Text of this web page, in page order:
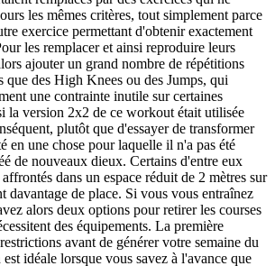
les mêmes critères, tout simplement parce
exercice permettant d'obtenir exactement
les remplacer et ainsi reproduire leurs
ajouter un grand nombre de répétitions
que des High Knees ou des Jumps, qui
une contrainte inutile sur certaines
la version 2x2 de ce workout était utilisée
plutôt que d'essayer de transformer
en une chose pour laquelle il n'a pas été
de nouveaux dieux. Certains d'entre eux
dans un espace réduit de 2 mètres sur
davantage de place. Si vous vous entraînez
alors deux options pour retirer les courses
des équipements. La première
avant de générer votre semaine du
idéale lorsque vous savez à l'avance que